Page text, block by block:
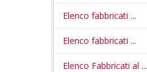
Elenco fabbricati ...
Elenco fabbricati ...
Elenco Fabbricati al ...